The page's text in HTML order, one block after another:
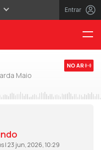
Entrar
Maio
NO AR
| 23 jun, 2026, 10:29